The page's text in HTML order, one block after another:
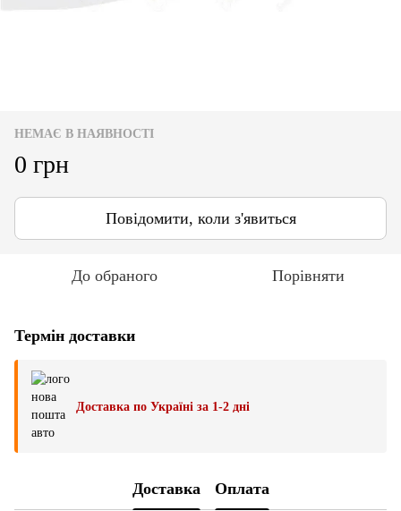
НЕМАЄ В НАЯВНОСТІ
0 грн
Повідомити, коли з'явиться
До обраного Порівняти
Термін доставки
Доставка по Україні за 1-2 дні
Доставка Оплата